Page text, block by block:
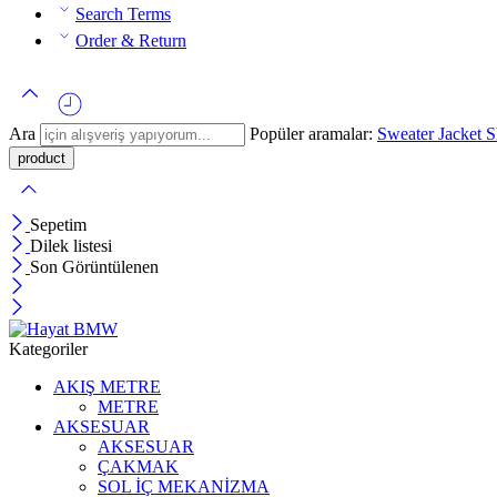
Search Terms
Order & Return
Ara Popüler aramalar: SweaterJacket
Sepetim
Dilek listesi
Son Görüntülenen
Kategoriler
AKIŞ METRE
METRE
AKSESUAR
AKSESUAR
ÇAKMAK
SOL İÇ MEKANİZMA